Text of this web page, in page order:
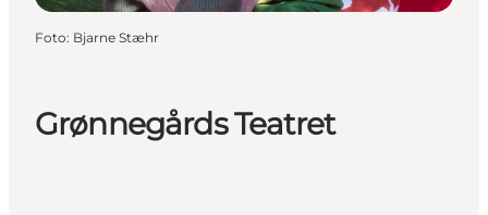
Grønnegårds Teatret
Foto: Bjarne Stæhr